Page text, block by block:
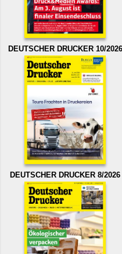
DEUTSCHER DRUCKER 10/2026
DEUTSCHER DRUCKER 8/2026